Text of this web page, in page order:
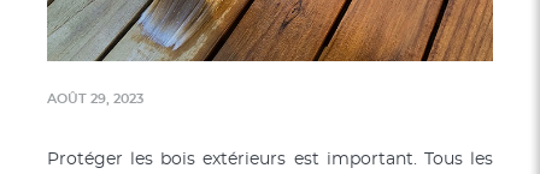
AOÛT 29, 2023
Protéger les bois extérieurs est important. Tous les